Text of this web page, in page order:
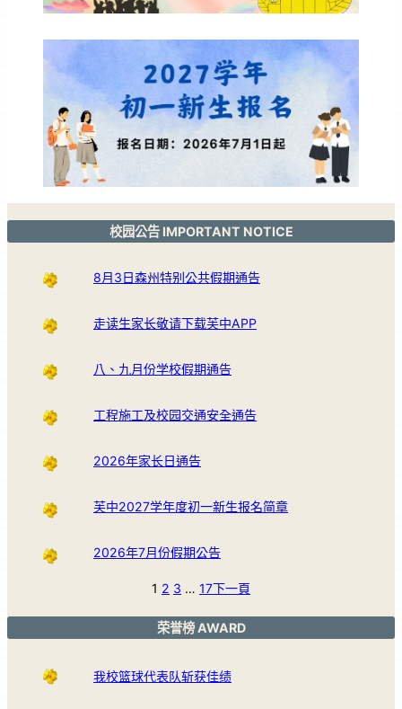
校园公告 IMPORTANT NOTICE
8月3日森州特别公共假期通告
走读生家长敬请下载芙中APP
八、九月份学校假期通告
工程施工及校园交通安全通告
2026年家长日通告
芙中2027学年度初一新生报名简章
2026年7月份假期公告
1 2 3 … 17下一頁
荣誉榜 AWARD
我校篮球代表队斩获佳绩